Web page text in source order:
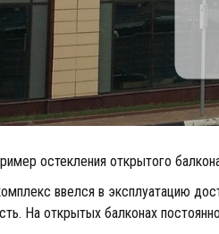
остекления открытого
ввелся в эксплуатацию
На открытых балконах